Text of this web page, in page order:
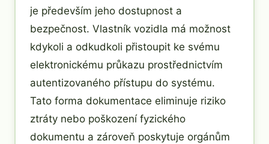
je především jeho dostupnost a
bezpečnost. Vlastník vozidla má možnost
kdykoli a odkudkoli přistoupit ke svému
elektronickému průkazu prostřednictvím
autentizovaného přístupu do systému.
Tato forma dokumentace eliminuje riziko
ztráty nebo poškození fyzického
dokumentu a zároveň poskytuje orgánům